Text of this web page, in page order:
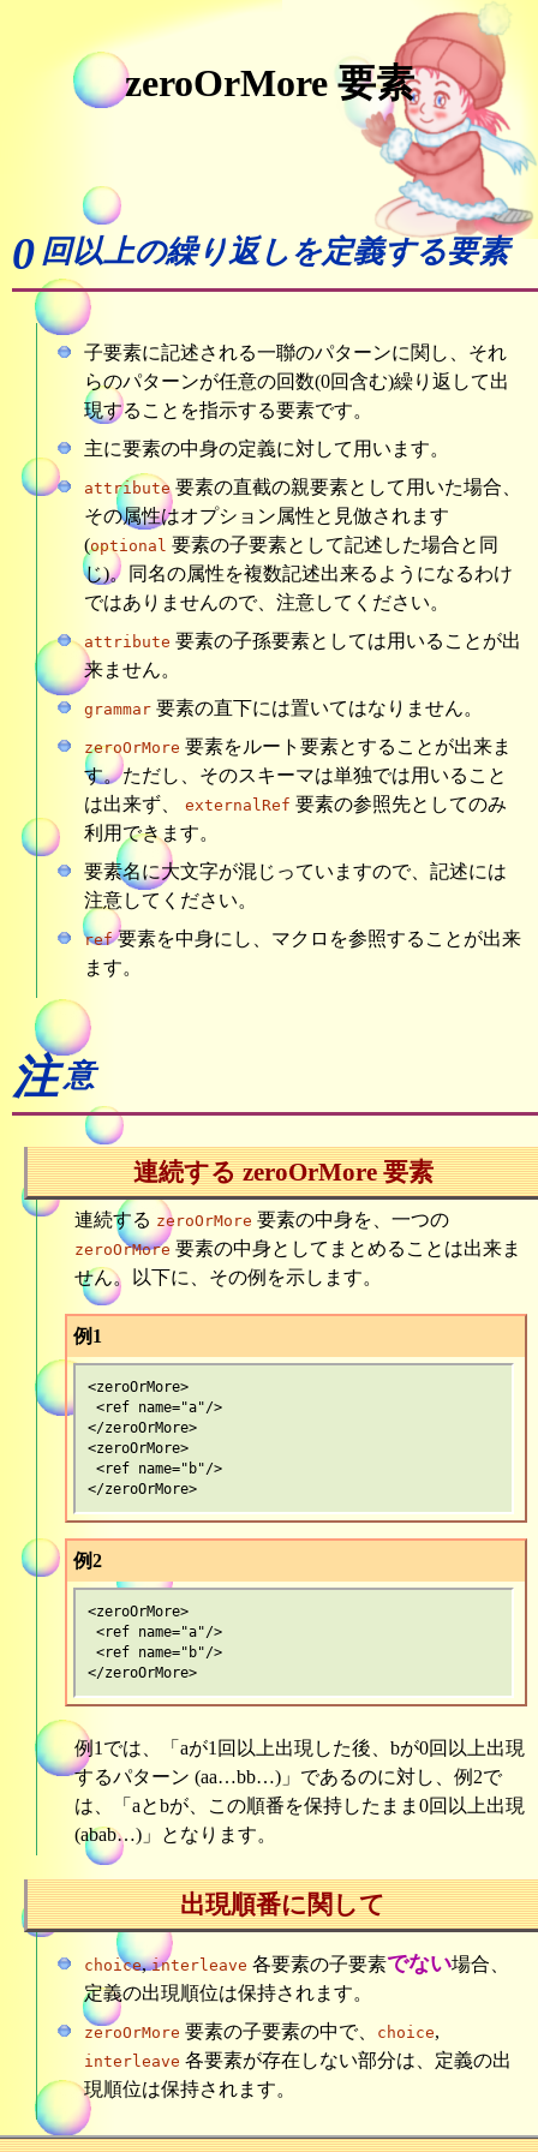
zeroOrMore 要素
0 回以上の繰り返しを定義する要素
子要素に記述される一聯のパターンに関し、それ
らのパターンが任意の回数(0回含む)繰り返して出
現することを指示する要素です。
主に要素の中身の定義に対して用います。
attribute要素の直截の親要素として用いた場合、
その属性はオプション属性と見倣されます
(optional 要素の子要素として記述した場合と同
じ)。同名の属性を複数記述出来るようになるわけ
ではありませんので、注意してください。
attribute 要素の子孫要素としては用いることが出
来ません。
grammar 要素の直下には置いてはなりません。
zeroOrMore 要素をルート要素とすることが出来ま
す。ただし、そのスキーマは単独では用いること
は出来ず、 externalRef 要素の参照先としてのみ
利用できます。
要素名に大文字が混じっていますので、記述には
注意してください。
ref要素を中身にし、マクロを参照することが出来
ます。
注意
連続する zeroOrMore 要素
連続する zeroOrMore 要素の中身を、一つの
zeroOrMore 要素の中身としてまとめることは出来ま
せん。以下に、その例を示します。
例1
<zeroOrMore>
<ref name="a"/>
</zeroOrMore>
<zeroOrMore>
<ref name="b"/>
例2
<zeroOrMore>
<ref name="a"/>
<ref name="b"/>
例1では、「aが1回以上出現した後、bが0回以上出現
するパターン (aa…bb…)」であるのに対し、例2で
は、「aとbが、この順番を保持したまま0回以上出現
(abab…)」となります。
出現順番に関して
choice,interleave 各要素の子要素でない場合、
定義の出現順位は保持されます。
zeroOrMore 要素の子要素の中で、 choice,
interleave 各要素が存在しない部分は、定義の出
現順位は保持されます。